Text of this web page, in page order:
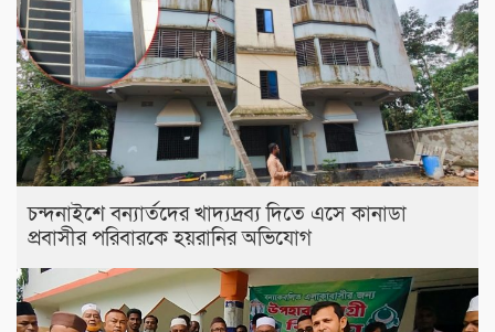
চন্দনাইশে বন্যার্তদের খাদ্যদ্রব্য দিতে এসে কানাডা
প্রবাসীর পরিবারকে হয়রানির অভিযোগ